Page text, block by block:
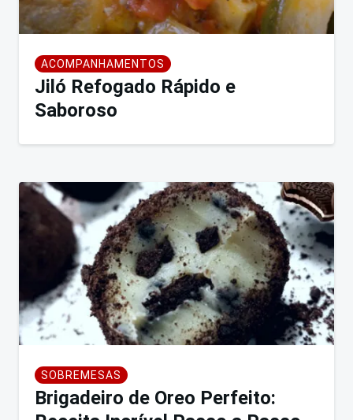
ACOMPANHAMENTOS
Jiló Refogado Rápido e
Saboroso
SOBREMESAS
Brigadeiro de Oreo Perfeito: